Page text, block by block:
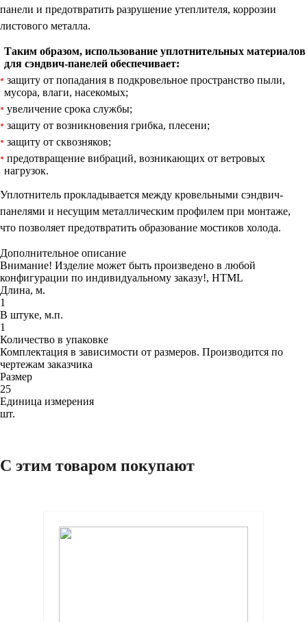
панели и предотвратить разрушение утеплителя, коррозии
листового металла.
Таким образом, использование уплотнительных материалов
для сэндвич-панелей обеспечивает:
защиту от попадания в подкровельное пространство пыли,
мусора, влаги, насекомых;
увеличение срока службы;
защиту от возникновения грибка, плесени;
защиту от сквозняков;
предотвращение вибраций, возникающих от ветровых
нагрузок.
Уплотнитель прокладывается между кровельными сэндвич-
панелями и несущим металлическим профилем при монтаже,
что позволяет предотвратить образование мостиков холода.
Дополнительное описание
Внимание! Изделие может быть произведено в любой
конфигурации по индивидуальному заказу!, HTML
Длина, м.
1
В штуке, м.п.
1
Количество в упаковке
Комплектация в зависимости от размеров. Производится по
чертежам заказчика
Размер
25
Единица измерения
шт.
С этим товаром покупают